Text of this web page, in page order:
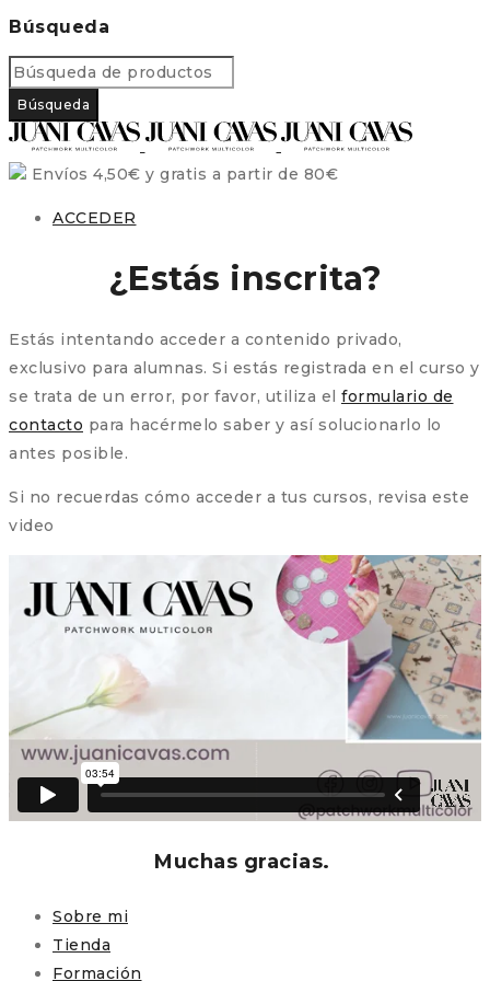
Búsqueda
Envíos 4,50€ y gratis a partir de 80€
ACCEDER
¿Estás inscrita?
Estás intentando acceder a contenido privado,
exclusivo para alumnas. Si estás registrada en el curso y
se trata de un error, por favor, utiliza el formulario de
contacto para hacérmelo saber y así solucionarlo lo
antes posible.
Si no recuerdas cómo acceder a tus cursos, revisa este
video
Muchas gracias.
Sobre mi
Tienda
Formación